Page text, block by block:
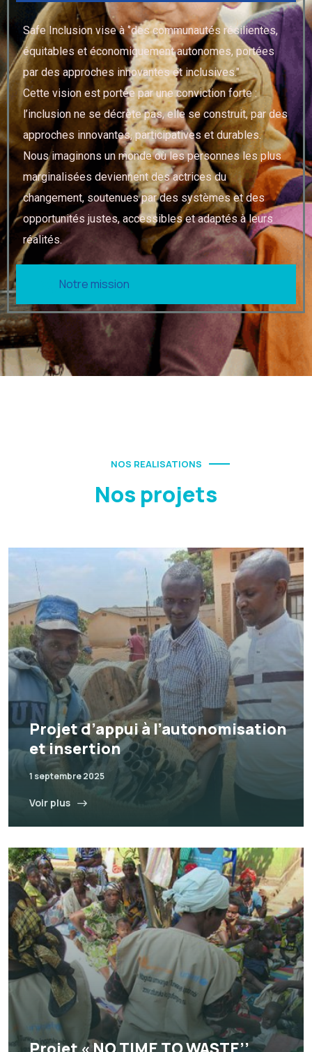
Notre mission
Safe Inclusion vise à ‘’des communautés résilientes,
équitables et économiquement autonomes, portées
par des approches innovantes et inclusives."
Cette vision est portée par une conviction forte :
l’inclusion ne se décrète pas, elle se construit, par des
approches innovantes, participatives et durables.
Nous imaginons un monde où les personnes les plus
marginalisées deviennent des actrices du
changement, soutenues par des systèmes et des
opportunités justes, accessibles et adaptés à leurs
réalités.
NOS REALISATIONS
Nos projets
Projet d’appui à l’autonomisation
et insertion
1 septembre 2025
Voir plus